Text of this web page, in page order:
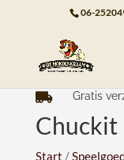
06-
 Gratis
Chuckit
Start /